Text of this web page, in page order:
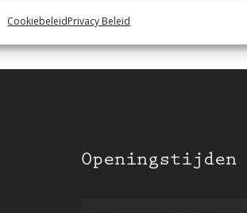
CookiebeleidPrivacy Beleid
Openingstijden